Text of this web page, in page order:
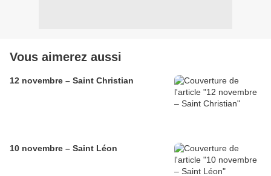
Vous aimerez aussi
12 novembre – Saint Christian
10 novembre – Saint Léon